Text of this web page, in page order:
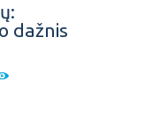
dažnis